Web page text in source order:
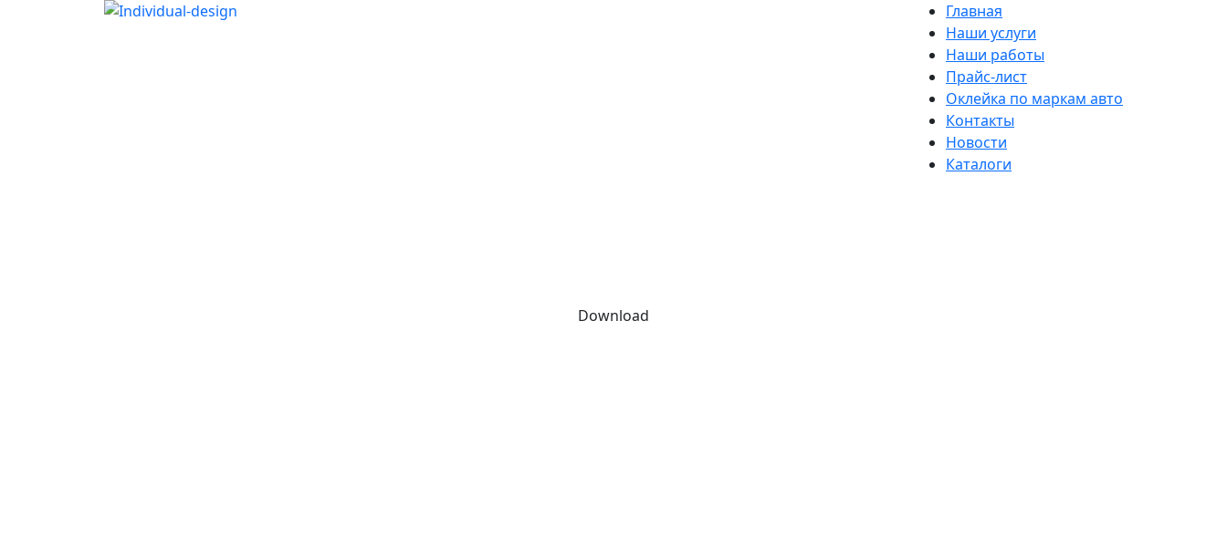
Главная
Наши услуги
Наши работы
Прайс-лист
Оклейка по маркам авто
Контакты
Новости
Каталоги
Download